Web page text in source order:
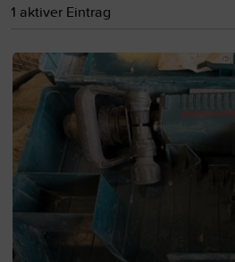
1 aktiver Eintrag